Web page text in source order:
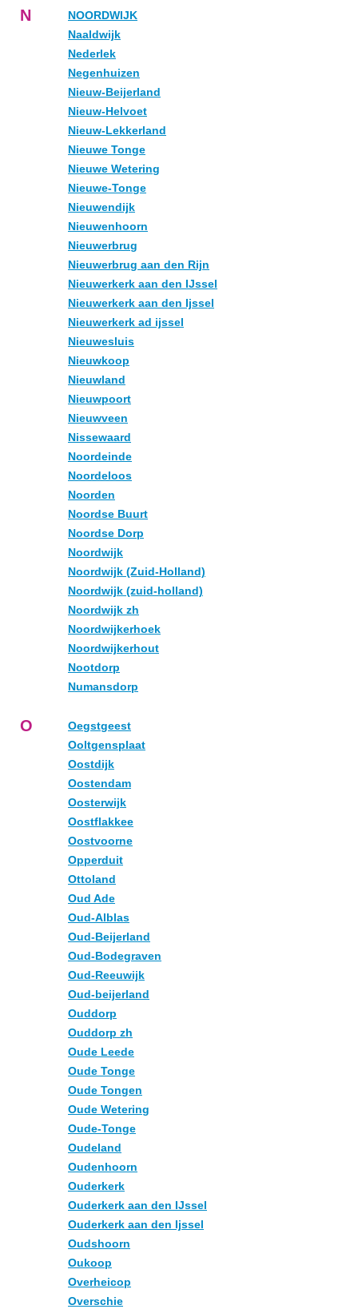
N
NOORDWIJK
Naaldwijk
Nederlek
Negenhuizen
Nieuw-Beijerland
Nieuw-Helvoet
Nieuw-Lekkerland
Nieuwe Tonge
Nieuwe Wetering
Nieuwe-Tonge
Nieuwendijk
Nieuwenhoorn
Nieuwerbrug
Nieuwerbrug aan den Rijn
Nieuwerkerk aan den IJssel
Nieuwerkerk aan den Ijssel
Nieuwerkerk ad ijssel
Nieuwesluis
Nieuwkoop
Nieuwland
Nieuwpoort
Nieuwveen
Nissewaard
Noordeinde
Noordeloos
Noorden
Noordse Buurt
Noordse Dorp
Noordwijk
Noordwijk (Zuid-Holland)
Noordwijk (zuid-holland)
Noordwijk zh
Noordwijkerhoek
Noordwijkerhout
Nootdorp
Numansdorp
O
Oegstgeest
Ooltgensplaat
Oostdijk
Oostendam
Oosterwijk
Oostflakkee
Oostvoorne
Opperduit
Ottoland
Oud Ade
Oud-Alblas
Oud-Beijerland
Oud-Bodegraven
Oud-Reeuwijk
Oud-beijerland
Ouddorp
Ouddorp zh
Oude Leede
Oude Tonge
Oude Tongen
Oude Wetering
Oude-Tonge
Oudeland
Oudenhoorn
Ouderkerk
Ouderkerk aan den IJssel
Ouderkerk aan den Ijssel
Oudshoorn
Oukoop
Overheicop
Overschie